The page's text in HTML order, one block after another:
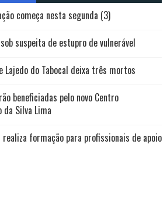
começa nesta segunda (3)
suspeita de estupro de vulnerável
Lajedo do Tabocal deixa três mortos
beneficiadas pelo novo Centro
da Silva Lima
formação para profissionais de apoio